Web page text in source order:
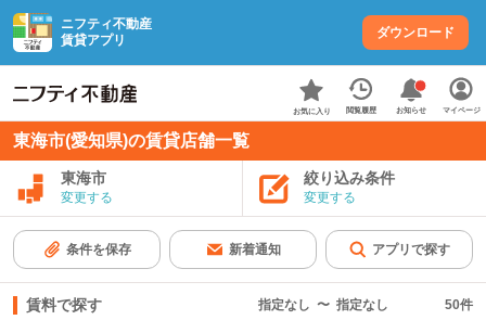
ニフティ不動産
賃貸アプリ
ダウンロード
お気に入り 閲覧履歴 お知らせ マイページ
東海市(愛知県)の賃貸店舗一覧
東海市
変更する
絞り込み条件
変更する
条件を保存 新着通知 アプリで探す
賃料で探す 指定なし 〜 指定なし 50件